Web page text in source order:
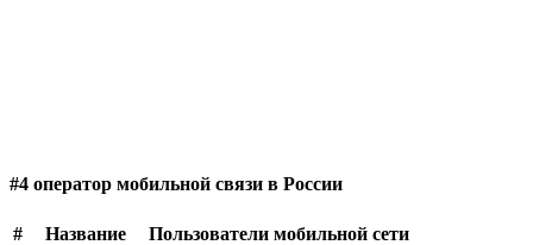
#4 оператор мобильной связи в России
# Название
Пользователи мобильной сети